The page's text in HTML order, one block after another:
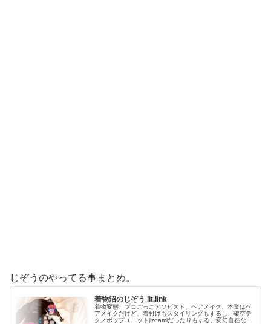
じぞうのやってる事まとめ。
着物沼のじぞう lit.link
着物変態、プロごっこアソビスト、ヘアメイク、本業はヘ
アメイクだけど、着付けもスタイリングもするし、架空テ
クノポップユニットjizoamiだったりもする。変幻自在なた